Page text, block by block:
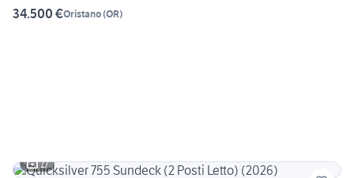
34.500 €Oristano(OR)
17